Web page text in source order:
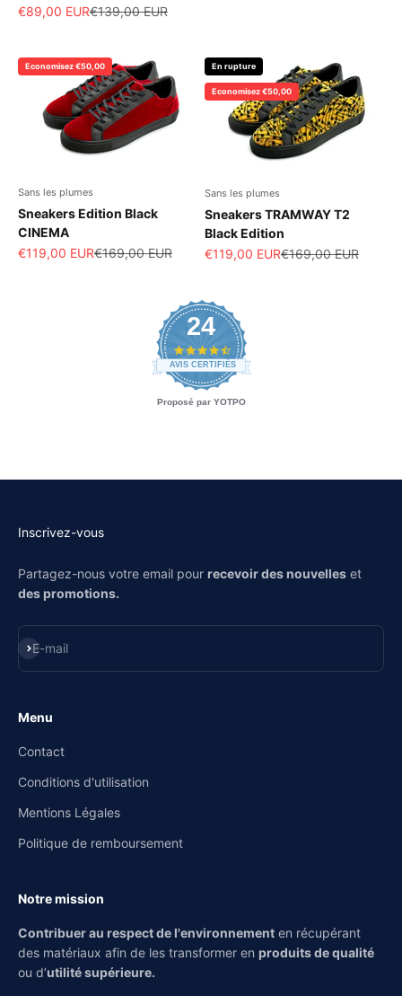
Prix de vente
€89,00 EURPrix normal
€139,00 EUR
Economisez €50,00
Sans les plumes
Sneakers Edition Black
CINEMA
Prix de vente
€119,00 EURPrix normal
€169,00 EUR
En rupture
Economisez €50,00
Sans les plumes
Sneakers TRAMWAY T2
Black Edition
Prix de vente
€119,00 EURPrix normal
€169,00 EUR
24
4.4 star rating
AVIS CERTIFIÉS
Proposé par YOTPO
Inscrivez-vous
Partagez-nous votre email pour recevoir des nouvelles et
des promotions.
E-mail
S'inscrire
Menu
Contact
Conditions d'utilisation
Mentions Légales
Politique de remboursement
Notre mission
Contribuer au respect de l'environnement en récupérant
des matériaux afin de les transformer en produits de qualité
ou d’utilité supérieure.